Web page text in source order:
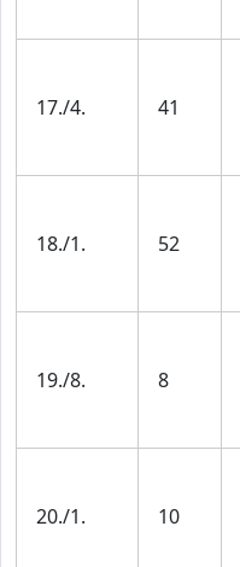
17./4. 41
18./1. 52
19./8. 8
20./1. 10